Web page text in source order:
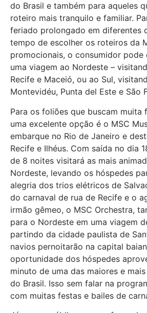
do Brasil e também para aqueles
roteiro mais tranquilo e familiar.
feriado prolongado em diferentes
tempo de escolher os roteiros da
promocionais, o consumidor pode
uma viagem ao Nordeste –
Recife e Maceió, ou ao Sul,
Montevidéu, Punta del Este e São
Para os foliões que buscam muita
uma excelente opção é o MSC
embarque no Rio de Janeiro e
Recife e Ilhéus. Com saída no dia
de 8 noites visitará as mais
Nordeste, levando os hóspedes
alegria dos trios elétricos de
do carnaval de rua de Recife e o
irmão gêmeo, o MSC Orchestra,
para o Nordeste em uma viagem
partindo da cidade paulista de
navios pernoitarão na capital
oportunidade dos hóspedes
minuto de uma das maiores e
do Brasil. Isso sem falar na
com muitas festas e bailes de